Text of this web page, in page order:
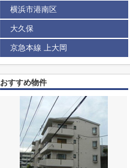
横浜市港南区
大久保
京急本線 上大岡
おすすめ物件